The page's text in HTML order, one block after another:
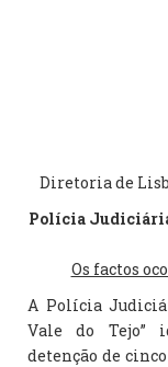
Diretoria de
Polícia
Os factos
A Polícia
Vale do Tejo”
detenção de